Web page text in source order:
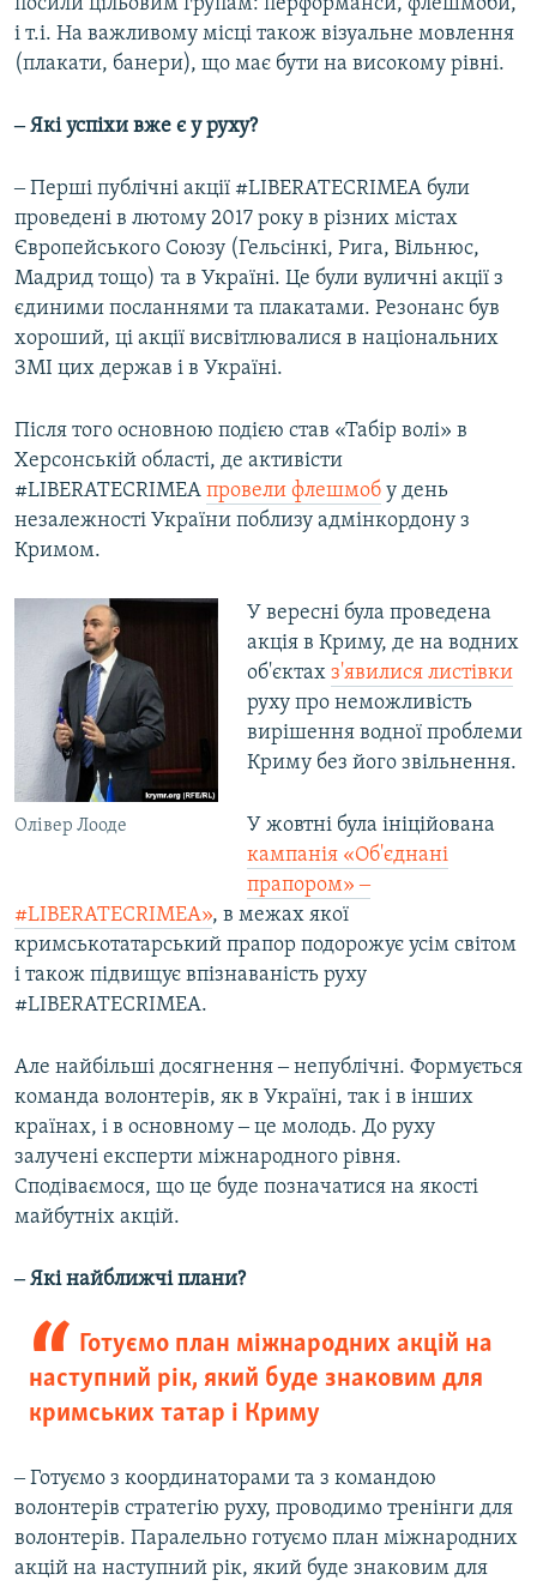
посили цільовим групам: перформанси, флешмоби,
і т.і. На важливому місці також візуальне мовлення
(плакати, банери), що має бути на високому рівні.
‒ Які успіхи вже є у руху?
‒ Перші публічні акції #LIBERATECRIMEA були
проведені в лютому 2017 року в різних містах
Європейського Союзу (Гельсінкі, Рига, Вільнюс,
Мадрид тощо) та в Україні. Це були вуличні акції з
єдиними посланнями та плакатами. Резонанс був
хороший, ці акції висвітлювалися в національних
ЗМІ цих держав і в Україні.
Після того основною подією став «Табір волі» в
Херсонській області, де активісти
#LIBERATECRIMEA провели флешмоб у день
незалежності України поблизу адмінкордону з
Кримом.
Олівер Лооде
У вересні була проведена
акція в Криму, де на водних
об'єктах з'явилися листівки
руху про неможливість
вирішення водної проблеми
Криму без його звільнення.
У жовтні була ініційована
кампанія «Об'єднані
прапором» ‒
#LIBERATECRIMEA», в межах якої
кримськотатарський прапор подорожує усім світом
і також підвищує впізнаваність руху
#LIBERATECRIMEA.
Але найбільші досягнення ‒ непублічні. Формується
команда волонтерів, як в Україні, так і в інших
країнах, і в основному ‒ це молодь. До руху
залучені експерти міжнародного рівня.
Сподіваємося, що це буде позначатися на якості
майбутніх акцій.
‒ Які найближчі плани?
Готуємо план міжнародних акцій на
наступний рік, який буде знаковим для
кримських татар і Криму
‒ Готуємо з координаторами та з командою
волонтерів стратегію руху, проводимо тренінги для
волонтерів. Паралельно готуємо план міжнародних
акцій на наступний рік, який буде знаковим для